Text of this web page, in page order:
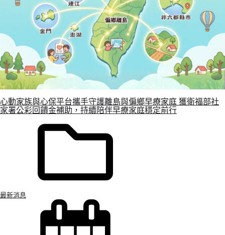
心動家族與心保平台攜手守護離島與偏鄉早療家庭 獲衛福部社
家署公彩回饋金補助，持續陪伴早療家庭穩定前行
最新消息